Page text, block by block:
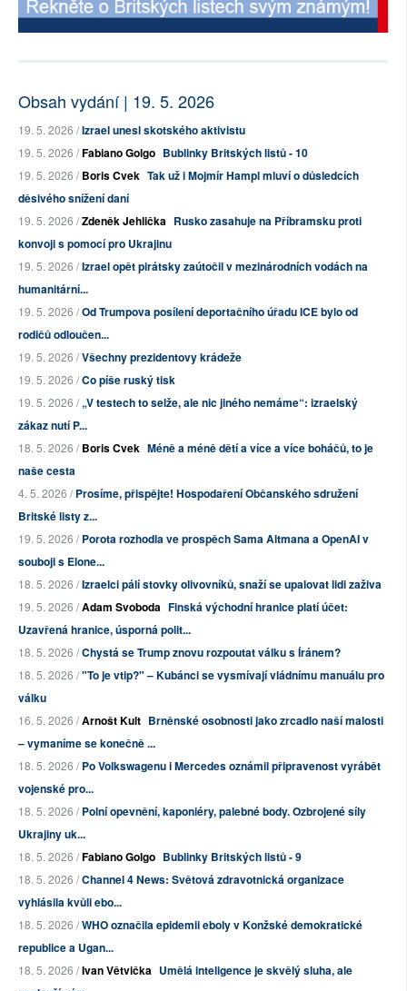
Obsah vydání | 19. 5. 2026
19. 5. 2026 /Izrael unesl skotského aktivistu
19. 5. 2026 /Fabiano Golgo Bublinky Britských listů - 10
19. 5. 2026 /Boris Cvek Tak už i Mojmír Hampl mluví o důsledcích
děsivého snížení daní
19. 5. 2026 /Zdeněk Jehlička Rusko zasahuje na Příbramsku proti
konvoji s pomocí pro Ukrajinu
19. 5. 2026 /Izrael opět pirátsky zaútočil v mezinárodních vodách na
humanitární...
19. 5. 2026 /Od Trumpova posílení deportačního úřadu ICE bylo od
rodičů odloučen...
19. 5. 2026 /Všechny prezidentovy krádeže
19. 5. 2026 /Co píše ruský tisk
19. 5. 2026 /„V testech to selže, ale nic jiného nemáme“: izraelský
zákaz nutí P...
18. 5. 2026 /Boris Cvek Méně a méně dětí a více a více boháčů, to je
naše cesta
4. 5. 2026 /Prosíme, přispějte! Hospodaření Občanského sdružení
Britské listy z...
19. 5. 2026 /Porota rozhodla ve prospěch Sama Altmana a OpenAI v
souboji s Elone...
18. 5. 2026 /Izraelci pálí stovky olivovníků, snaží se upalovat lidi zaživa
19. 5. 2026 /Adam Svoboda Finská východní hranice platí účet:
Uzavřená hranice, úsporná polit...
18. 5. 2026 /Chystá se Trump znovu rozpoutat válku s Íránem?
18. 5. 2026 /"To je vtip?" – Kubánci se vysmívají vládnímu manuálu pro
válku
16. 5. 2026 /Arnošt Kult Brněnské osobnosti jako zrcadlo naší malosti
– vymaníme se konečně ...
18. 5. 2026 /Po Volkswagenu i Mercedes oznámil připravenost vyrábět
vojenské pro...
18. 5. 2026 /Polní opevnění, kaponiéry, palebné body. Ozbrojené síly
Ukrajiny uk...
18. 5. 2026 /Fabiano Golgo Bublinky Britských listů - 9
18. 5. 2026 /Channel 4 News: Světová zdravotnická organizace
vyhlásila kvůli ebo...
18. 5. 2026 /WHO označila epidemii eboly v Konžské demokratické
republice a Ugan...
18. 5. 2026 /Ivan Větvička Umělá inteligence je skvělý sluha, ale